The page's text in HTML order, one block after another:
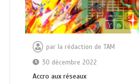
par la rédaction de TAM
30 décembre 2022
Ассrо аuх réѕеаuх